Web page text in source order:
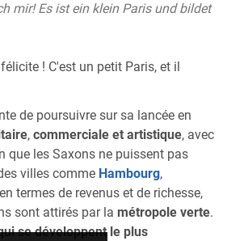
mir! Es ist ein klein Paris und bildet
! C'est un petit Paris, et il
de poursuivre sur sa lancée en
, commerciale et artistique, avec
que les Saxons ne puissent pas
villes comme Hambourg,
en termes de revenus et de richesse,
sont attirés par la métropole verte.
se développent le plus